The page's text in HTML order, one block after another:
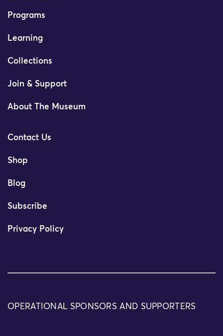
Programs
Learning
Collections
Join & Support
About The Museum
Contact Us
Shop
Blog
Subscribe
Privacy Policy
OPERATIONAL SPONSORS AND SUPPORTERS